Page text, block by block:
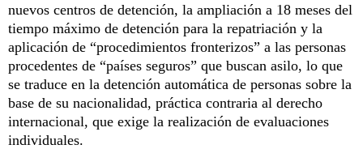
nuevos centros de detención, la ampliación a 18 meses del
tiempo máximo de detención para la repatriación y la
aplicación de “procedimientos fronterizos” a las personas
procedentes de “países seguros” que buscan asilo, lo que
se traduce en la detención automática de personas sobre la
base de su nacionalidad, práctica contraria al derecho
internacional, que exige la realización de evaluaciones
individuales.